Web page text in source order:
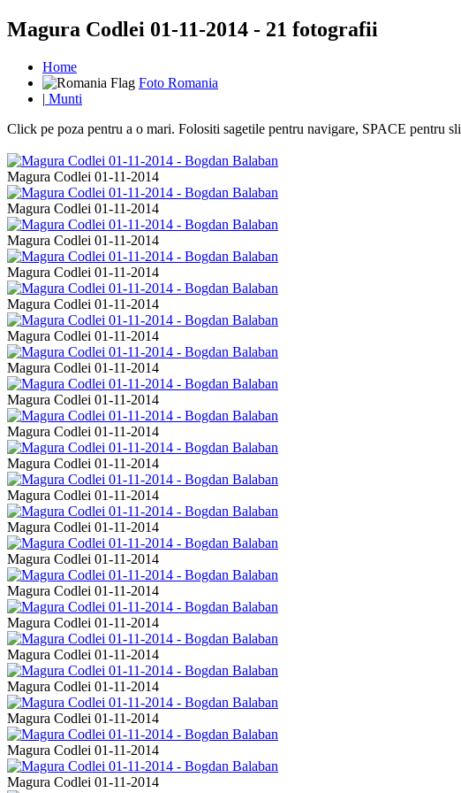
Magura Codlei 01-11-2014 - 21 fotografii
Home
Foto Romania
| Munti
Click pe poza pentru a o mari. Folositi sagetile pentru navigare, SPACE pentru
Magura Codlei 01-11-2014
Magura Codlei 01-11-2014
Magura Codlei 01-11-2014
Magura Codlei 01-11-2014
Magura Codlei 01-11-2014
Magura Codlei 01-11-2014
Magura Codlei 01-11-2014
Magura Codlei 01-11-2014
Magura Codlei 01-11-2014
Magura Codlei 01-11-2014
Magura Codlei 01-11-2014
Magura Codlei 01-11-2014
Magura Codlei 01-11-2014
Magura Codlei 01-11-2014
Magura Codlei 01-11-2014
Magura Codlei 01-11-2014
Magura Codlei 01-11-2014
Magura Codlei 01-11-2014
Magura Codlei 01-11-2014
Magura Codlei 01-11-2014